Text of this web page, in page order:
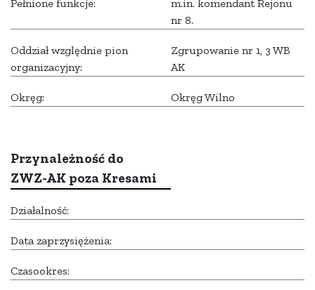
Pełnione funkcje:
m.in. komendant Rejonu
nr 8.
Oddział względnie pion
organizacyjny:
Zgrupowanie nr 1, 3 WB
AK
Okręg: Okręg Wilno
Przynależność do
ZWZ-AK poza Kresami
Działalność:
Data zaprzysiężenia:
Czasookres: